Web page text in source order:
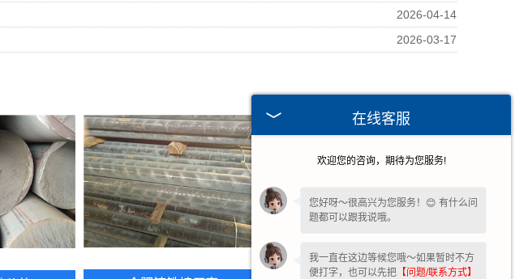
2026-04-14
2026-03-17
在线客服
欢迎您的咨询，期待为您服务!
您好呀～很高兴为您服务！😊 有什么问
题都可以跟我说哦。
我一直在这边等候您哦～如果暂时不方
便打字，也可以先把 【问题/联系方式】